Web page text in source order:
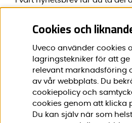
Förnamn:*
Cookies och
Uveco använder cookies
lagringstekniker för att
relevant marknadsföring
av vår webbplats. Du
cookiepolicy och
cookies genom att klicka
Du kan själv när som